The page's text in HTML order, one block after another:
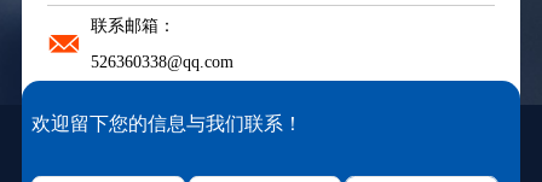
联系邮箱：
526360338@qq.com
欢迎留下您的信息与我们联系！